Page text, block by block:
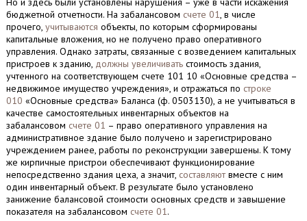
бюджетной отчетности. На забалансовом счете 01, в числе
прочего, учитываются объекты, по которым сформированы
капитальные вложения, но не получено право оперативного
управления. Однако затраты, связанные с возведением капитальных
пристроев к зданию, должны увеличиватьстоимость здания,
учтенного на соответствующем счете 101 10 «Основные средства –
недвижимое имущество учреждения», и отражаться по строке
010 «Основные средства» Баланса (ф. 0503130), а не учитываться в
качестве самостоятельных инвентарных объектов на
забалансовом счете 01 – право оперативного управления на
административное здание было получено и зарегистрировано
учреждением ранее, работы по реконструкции завершены. К тому
же кирпичные пристрои обеспечивают функционирование
непосредственно здания цеха, а значит, составляютвместе с ним
один инвентарный объект. В результате было установлено
занижение балансовой стоимости основных средств и завышение
показателя на забалансовом счете 01.